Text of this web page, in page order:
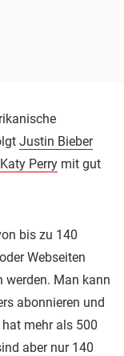
Justin Bieber
Katy Perry mit gut
bis zu 140
Webseiten
werden. Man kann
abonnieren und
mehr als 500
aber nur 140